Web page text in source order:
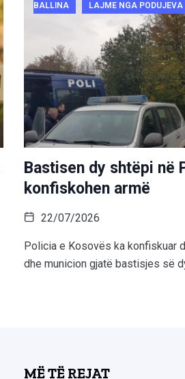
BALLINA LAJME NGA PODUJEVA
Bastisen dy shtëpi në
konfiskohen armë
22/07/2026
Policia e Kosovës ka konfiskuar
dhe municion gjatë bastisjes së
MË TË REJAT